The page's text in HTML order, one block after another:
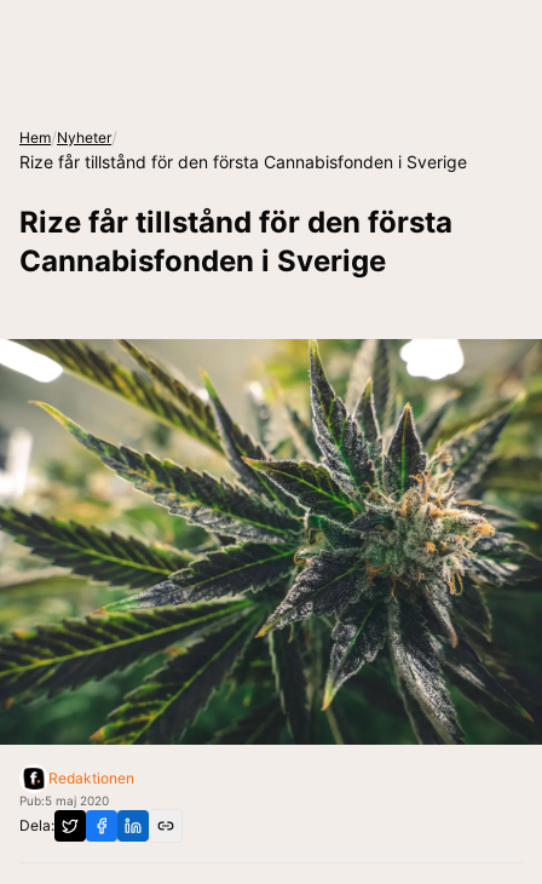
Hem/Nyheter/
Rize får tillstånd för den första Cannabisfonden i Sverige
Rize får tillstånd för den första
Cannabisfonden i Sverige
Redaktionen
Pub:5 maj 2020
Dela: